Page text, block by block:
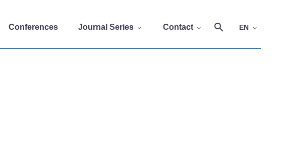
Conferences Journal Series Contact EN